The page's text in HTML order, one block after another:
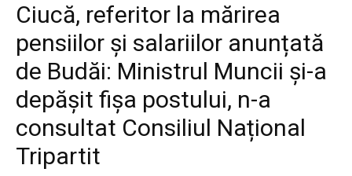
Ciucă, referitor la mărirea
pensiilor și salariilor anunțată
de Budăi: Ministrul Muncii și-a
depășit fișa postului, n-a
consultat Consiliul Național
Tripartit